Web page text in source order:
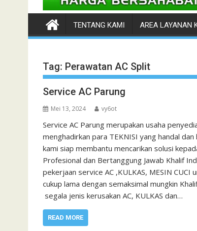
TENTANG KAMI AREA LAYANAN
Tag: Perawatan AC Split
Service AC Parung
Mei 13, 2024 vy6ot
Service AC Parung merupakan usaha
menghadirkan para TEKNISI yang handal
kami siap membantu mencarikan solusi
Profesional dan Bertanggung Jawab Khalif
pekerjaan service AC ,KULKAS, MESIN
cukup lama dengan semaksimal mungkin
segala jenis kerusakan AC, KULKAS dan…
READ MORE